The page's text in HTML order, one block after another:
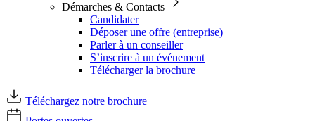
Démarches & Contacts
Candidater
Déposer une offre (entreprise)
Parler à un conseiller
S’inscrire à un événement
Télécharger la brochure
Téléchargez notre brochure